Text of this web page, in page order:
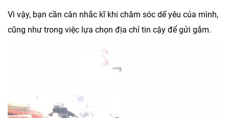
Vì vậy, bạn cần cân nhắc kĩ khi chăm sóc dế yêu của mình,
cũng như trong việc lựa chọn địa chỉ tin cậy để gửi gắm.